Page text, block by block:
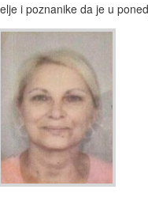
i poznanike da je u